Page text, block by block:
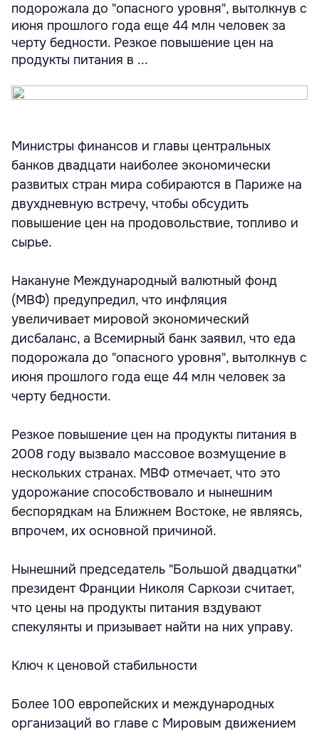
подорожала до "опасного уровня", вытолкнув с
июня прошлого года еще 44 млн человек за
черту бедности. Резкое повышение цен на
продукты питания в ...
Министры финансов и главы центральных
банков двадцати наиболее экономически
развитых стран мира собираются в Париже на
двухдневную встречу, чтобы обсудить
повышение цен на продовольствие, топливо и
сырье.
Накануне Международный валютный фонд
(МВФ) предупредил, что инфляция
увеличивает мировой экономический
дисбаланс, а Всемирный банк заявил, что еда
подорожала до "опасного уровня", вытолкнув с
июня прошлого года еще 44 млн человек за
черту бедности.
Резкое повышение цен на продукты питания в
2008 году вызвало массовое возмущение в
нескольких странах. МВФ отмечает, что это
удорожание способствовало и нынешним
беспорядкам на Ближнем Востоке, не являясь,
впрочем, их основной причиной.
Нынешний председатель "Большой двадцатки"
президент Франции Николя Саркози считает,
что цены на продукты питания вздувают
спекулянты и призывает найти на них управу.
Ключ к ценовой стабильности
Более 100 европейских и международных
организаций во главе с Мировым движением